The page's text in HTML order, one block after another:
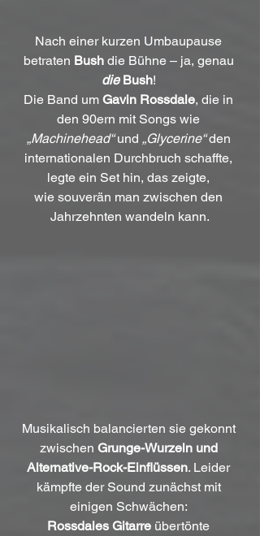
Nach einer kurzen Umbaupause
betraten Bush die Bühne – ja, genau
die Bush!
Die Band um Gavin Rossdale, die in
den 90ern mit Songs wie
„Machinehead“ und „Glycerine“ den
internationalen Durchbruch schaffte,
legte ein Set hin, das zeigte,
wie souverän man zwischen den
Jahrzehnten wandeln kann.
Musikalisch balancierten sie gekonnt
zwischen Grunge-Wurzeln und
Alternative-Rock-Einflüssen. Leider
kämpfte der Sound zunächst mit
einigen Schwächen:
Rossdales Gitarre übertönte